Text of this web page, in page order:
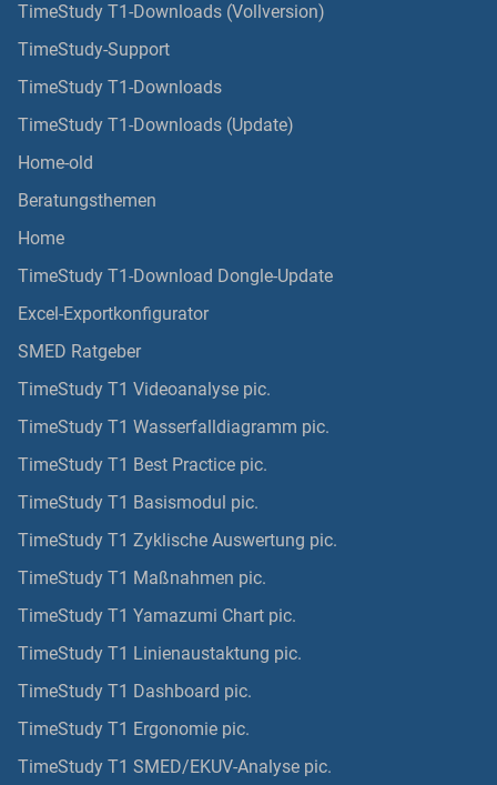
TimeStudy T1-Downloads (Vollversion)
TimeStudy-Support
TimeStudy T1-Downloads
TimeStudy T1-Downloads (Update)
Home-old
Beratungsthemen
Home
TimeStudy T1-Download Dongle-Update
Excel-Exportkonfigurator
SMED Ratgeber
TimeStudy T1 Videoanalyse pic.
TimeStudy T1 Wasserfalldiagramm pic.
TimeStudy T1 Best Practice pic.
TimeStudy T1 Basismodul pic.
TimeStudy T1 Zyklische Auswertung pic.
TimeStudy T1 Maßnahmen pic.
TimeStudy T1 Yamazumi Chart pic.
TimeStudy T1 Linienaustaktung pic.
TimeStudy T1 Dashboard pic.
TimeStudy T1 Ergonomie pic.
TimeStudy T1 SMED/EKUV-Analyse pic.